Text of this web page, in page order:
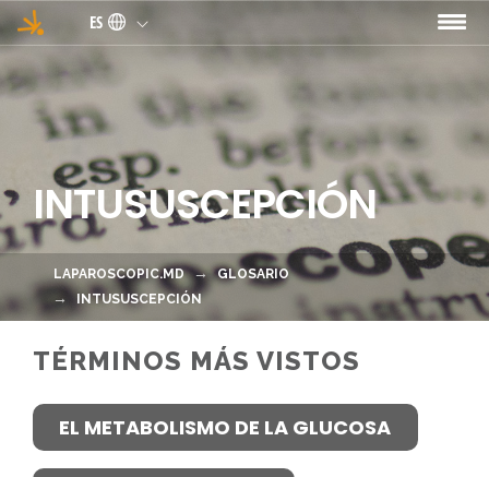
Pasar al contenido principal
ES
INTUSUSCEPCIÓN
LAPAROSCOPIC.MD
GLOSARIO
INTUSUSCEPCIÓN
TÉRMINOS MÁS VISTOS
EL METABOLISMO DE LA GLUCOSA